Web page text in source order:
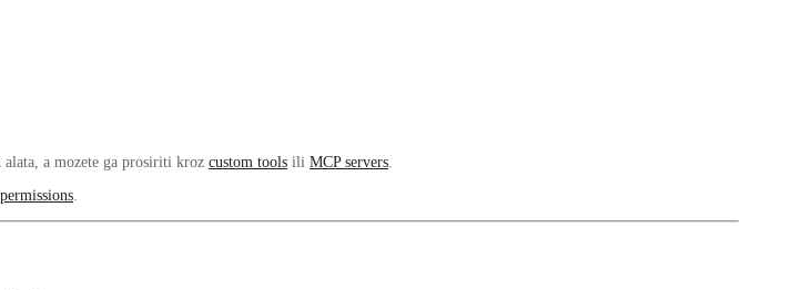
a mozete ga prosiriti kroz custom tools ili MCP servers
permissions